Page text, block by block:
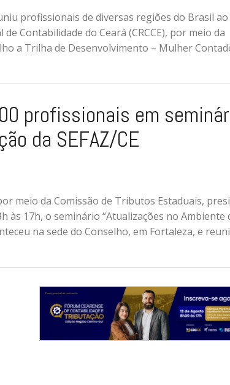
profissionais de diversas regiões do Brasil ao
Contabilidade do Ceará (CRCCE), por meio da
a Trilha de Desenvolvimento – Mulher
profissionais em
da SEFAZ/CE
meio da Comissão de Tributos Estaduais,
às 17h, o seminário “Atualizações no Ambiente
na sede do Conselho, em Fortaleza, e